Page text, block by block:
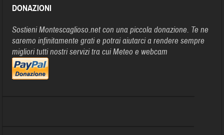
DONAZIONI
Sostieni Montescaglioso.net con una piccola donazione. Te ne
saremo infinitamente grati e potrai aiutarci a rendere sempre
migliori tutti nostri servizi tra cui Meteo e webcam